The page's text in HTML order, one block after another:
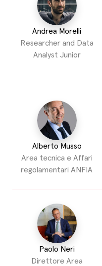
Andrea Morelli
Researcher and Data
Analyst Junior
Alberto Musso
Area tecnica e Affari
regolamentari ANFIA
Paolo Neri
Direttore Area